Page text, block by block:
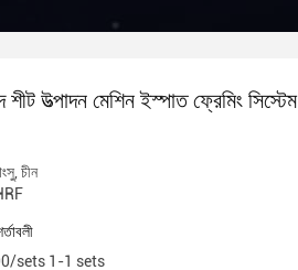
শীট উত্পাদন মেশিন ইস্পাত ফ্রেমিং সিস্টেম
চীন
sets 1-1 sets